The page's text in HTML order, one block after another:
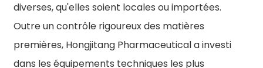
diverses, qu'elles soient locales ou importées.
Outre un contrôle rigoureux des matières
premières, Hongjitang Pharmaceutical a investi
dans les équipements techniques les plus